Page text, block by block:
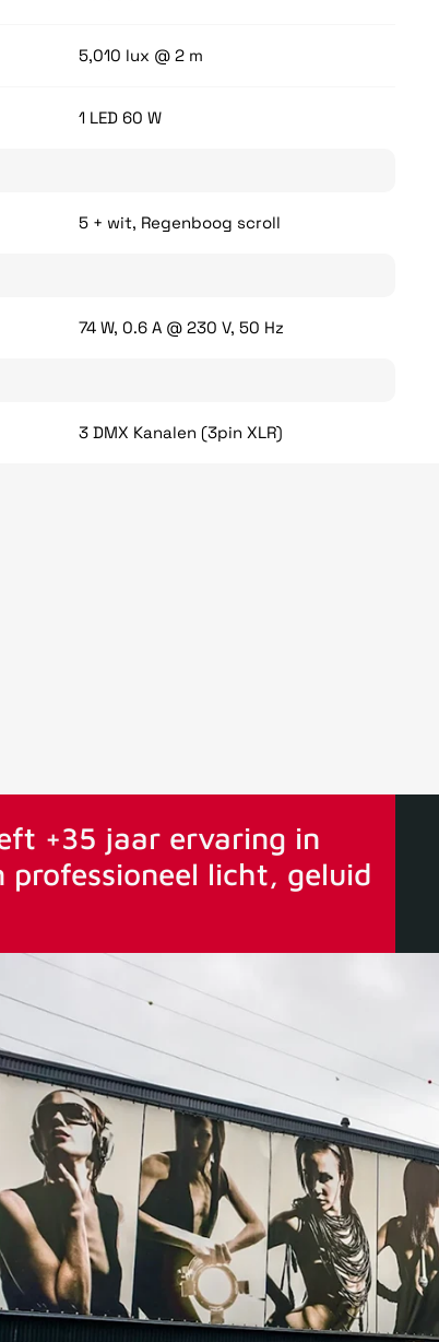
5,010 lux @ 2 m
1 LED 60 W
5 + wit, Regenboog scroll
74 W, 0.6 A @ 230 V, 50 Hz
3 DMX Kanalen (3pin XLR)
Vanaf 75€ gratis verstuurd
+35 jaar ervaring in
professioneel licht, geluid